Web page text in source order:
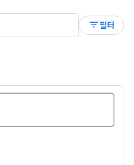
filter_list필터